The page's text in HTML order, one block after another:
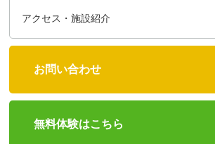
アクセス・施設紹介
お問い合わせ
無料体験はこちら